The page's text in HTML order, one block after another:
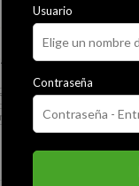
Educado
Caballeroso
Usuario
Contraseña